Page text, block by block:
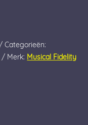
Categorieën:
Merk: Musical Fidelity